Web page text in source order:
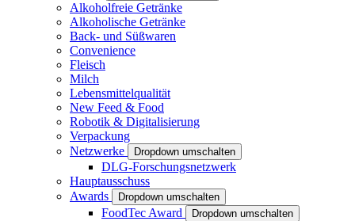
Alkoholfreie Getränke
Alkoholische Getränke
Back- und Süßwaren
Convenience
Fleisch
Milch
Lebensmittelqualität
New Feed & Food
Robotik & Digitalisierung
Verpackung
Netzwerke
Dropdown umschalten
DLG-Forschungsnetzwerk
Hauptausschuss
Awards
Dropdown umschalten
FoodTec Award Dropdown umschalten